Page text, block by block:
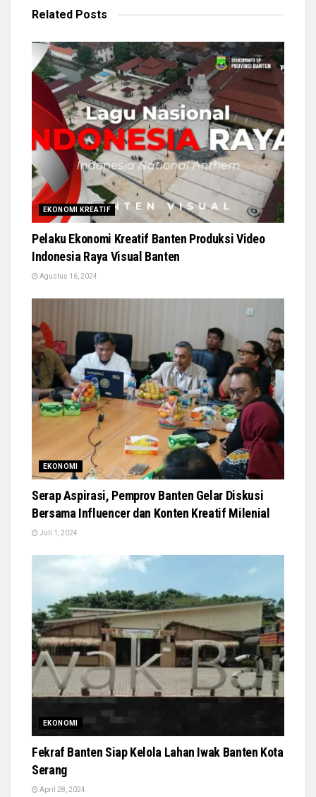
Related Posts
EKONOMI KREATIF
Pelaku Ekonomi Kreatif Banten Produksi Video
Indonesia Raya Visual Banten
Agustus 16, 2024
EKONOMI
Serap Aspirasi, Pemprov Banten Gelar Diskusi
Bersama Influencer dan Konten Kreatif Milenial
Juli 1, 2024
EKONOMI
Fekraf Banten Siap Kelola Lahan Iwak Banten Kota
Serang
April 28, 2024